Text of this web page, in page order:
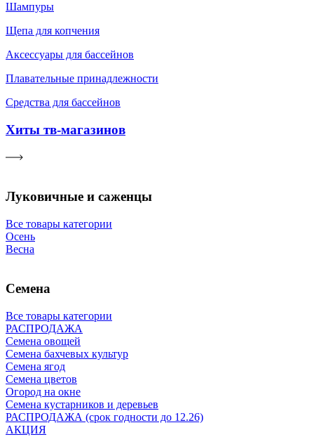
Шампуры
Щепа для копчения
Аксессуары для бассейнов
Плавательные принадлежности
Средства для бассейнов
Хиты тв-магазинов
Луковичные и саженцы
Все товары категории
Осень
Весна
Семена
Все товары категории
РАСПРОДАЖА
Семена овощей
Семена бахчевых культур
Семена ягод
Семена цветов
Огород на окне
Семена кустарников и деревьев
РАСПРОДАЖА (срок годности до 12.26)
АКЦИЯ